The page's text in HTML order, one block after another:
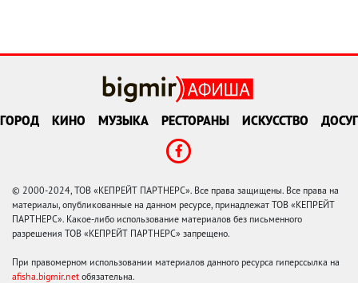
ГОРОД КИНО МУЗЫКА РЕСТОРАНЫ ИСКУССТВО ДОСУГ
© 2000-2024, ТОВ «КЕПРЕЙТ ПАРТНЕРС». Все права защищены. Все права на
материалы, опубликованные на данном ресурсе, принадлежат ТОВ «КЕПРЕЙТ
ПАРТНЕРС». Какое-либо использование материалов без письменного
разрешения ТОВ «КЕПРЕЙТ ПАРТНЕРС» запрещено.
При правомерном использовании материалов данного ресурса гиперссылка на
afisha.bigmir.net обязательна.